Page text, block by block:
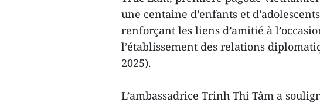
une centaine d’enfants et
renforçant les liens d’amitié à
l’établissement des relations
2025).
L’ambassadrice Trinh Thi Tâm a